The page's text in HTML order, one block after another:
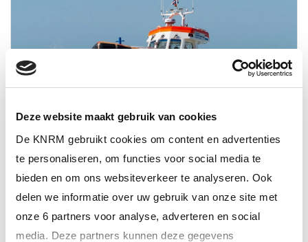
Deze website maakt gebruik van cookies
De KNRM gebruikt cookies om content en advertenties
te personaliseren, om functies voor social media te
bieden en om ons websiteverkeer te analyseren. Ook
delen we informatie over uw gebruik van onze site met
onze 6 partners voor analyse, adverteren en social
media. Deze partners kunnen deze gegevens
11 mei 2025
Ode aan de Adriaan Hendrik
ALTIJD ALS EERSTE OP DE HOOGTE VAN
HET LAATSTE NIEUWS?